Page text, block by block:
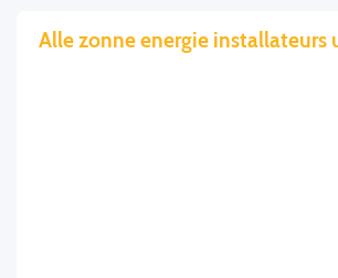
Alle zonne energie installateurs